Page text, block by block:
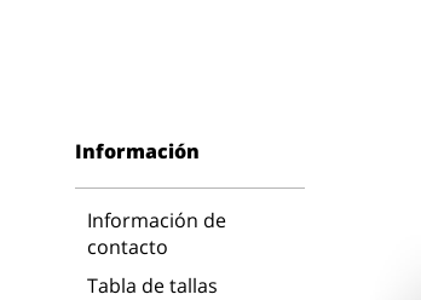
Información
Información de
contacto
Tabla de tallas